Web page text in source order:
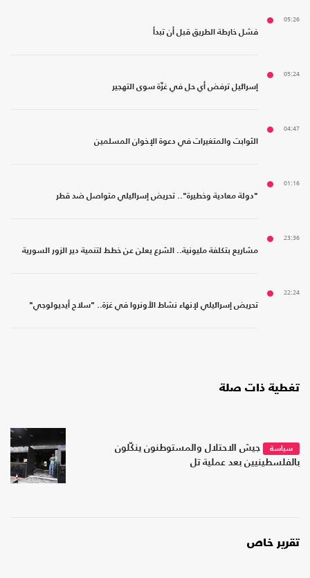
05:26
فشل خارطة الطريق قبل أن تبدأ
05:24
إسرائيل ترفض أي حل في غزّة سوى التهجير
04:47
الثوابت والمتغيرات في دعوة الإخوان المسلمين
01:16
"دولة معادية وخطيرة".. تحريض إسرائيلي متواصل ضد قطر
23:36
مشاريع بتكلفة مليونية.. الشرع يعلن عن خطط لتنمية دير الزور السورية
22:24
تحريض إسرائيلي لإنهاء نشاط الأونروا في غزة.. "سلاح أيديولوجي"
تغطية ذات صلة
سياسة
جيش الاحتلال والمستوطنون ينكّلون
بالفلسطينيين بعد عملية تل
تقرير خاص